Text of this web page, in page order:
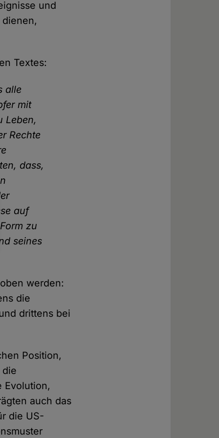
und
Textes:
alle
mit
Leben,
Rechte
dass,
auf
zu
seines
werden:
die
drittens bei
Position,
die
Evolution,
auch das
die US-